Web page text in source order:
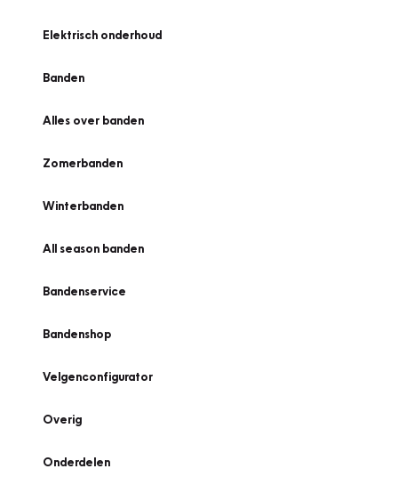
Elektrisch onderhoud
Banden
Alles over banden
Zomerbanden
Winterbanden
All season banden
Bandenservice
Bandenshop
Velgenconfigurator
Overig
Onderdelen